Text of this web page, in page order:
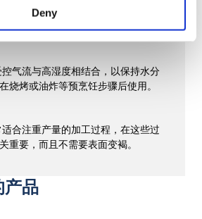
Deny
变和烘焙，主要注重颜色和表面纹
控气流与高湿度相结合，以保持水分
烧烤或油炸等预烹饪步骤后使用。
合注重产量的加工过程，在这些过
重要，而且不需要表面变褐。
产品